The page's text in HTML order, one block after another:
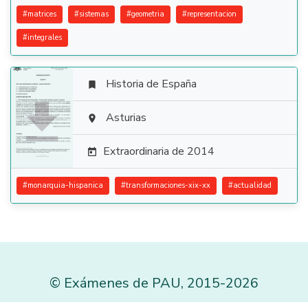
#matrices #sistemas #geometria #representacion
#integrales

 Historia de España
 Asturias
 Extraordinaria de 2014
#monarquia-hispanica #transformaciones-xix-xx #actualidad
© Exámenes de PAU, 2015-2026